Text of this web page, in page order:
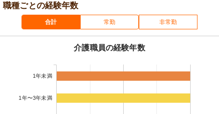
職種ごとの経験年数
合計 常勤 非常勤
介護職員の経験年数
1年未満
1年〜3年未満